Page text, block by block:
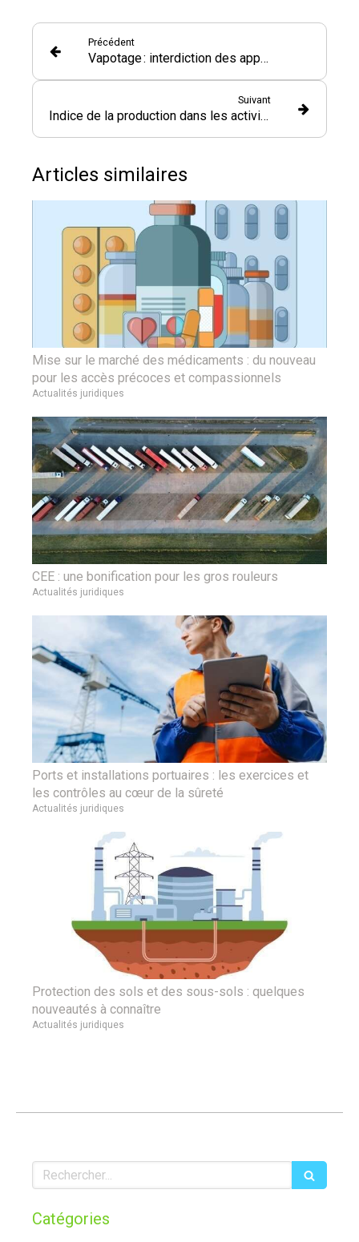
Précédent
Vapotage : interdiction des appareils à usage unique
Suivant
Indice de la production dans les activités juridiques et comptables - Année 2024
Articles similaires
Mise sur le marché des médicaments : du nouveau
pour les accès précoces et compassionnels
Actualités juridiques
CEE : une bonification pour les gros rouleurs
Actualités juridiques
Ports et installations portuaires : les exercices et
les contrôles au cœur de la sûreté
Actualités juridiques
Protection des sols et des sous-sols : quelques
nouveautés à connaître
Actualités juridiques
Rechercher
Catégories